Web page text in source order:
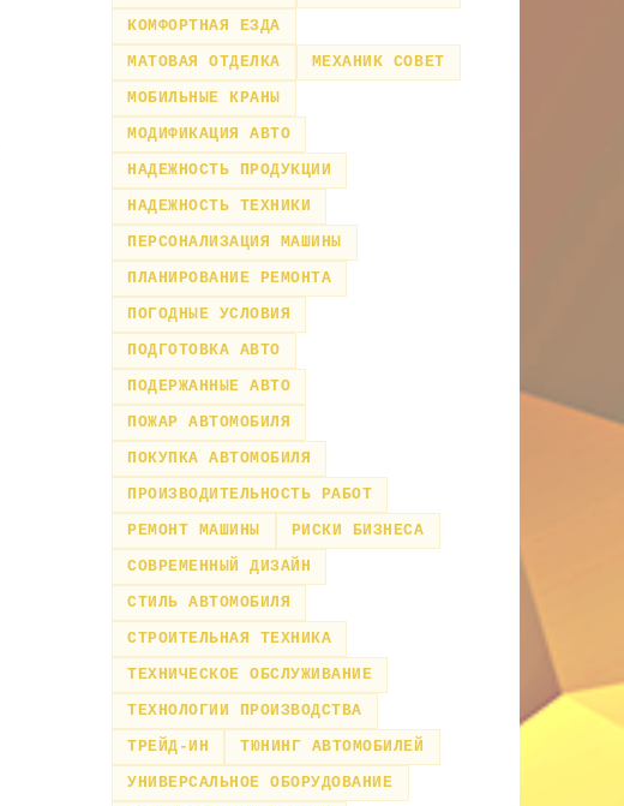
КОМФОРТНАЯ ЕЗДА
МАТОВАЯ ОТДЕЛКА
МЕХАНИК СОВЕТ
МОБИЛЬНЫЕ КРАНЫ
МОДИФИКАЦИЯ АВТО
НАДЕЖНОСТЬ ПРОДУКЦИИ
НАДЕЖНОСТЬ ТЕХНИКИ
ПЕРСОНАЛИЗАЦИЯ МАШИНЫ
ПЛАНИРОВАНИЕ РЕМОНТА
ПОГОДНЫЕ УСЛОВИЯ
ПОДГОТОВКА АВТО
ПОДЕРЖАННЫЕ АВТО
ПОЖАР АВТОМОБИЛЯ
ПОКУПКА АВТОМОБИЛЯ
ПРОИЗВОДИТЕЛЬНОСТЬ РАБОТ
РЕМОНТ МАШИНЫ
РИСКИ БИЗНЕСА
СОВРЕМЕННЫЙ ДИЗАЙН
СТИЛЬ АВТОМОБИЛЯ
СТРОИТЕЛЬНАЯ ТЕХНИКА
ТЕХНИЧЕСКОЕ ОБСЛУЖИВАНИЕ
ТЕХНОЛОГИИ ПРОИЗВОДСТВА
ТРЕЙД-ИН
ТЮНИНГ АВТОМОБИЛЕЙ
УНИВЕРСАЛЬНОЕ ОБОРУДОВАНИЕ